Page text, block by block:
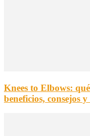
Knees to Elbows:
beneficios, consejos